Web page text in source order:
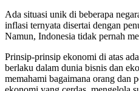
Ada situasi unik di beberapa
inflasi ternyata disertai dengan
Namun, Indonesia tidak pernah
Prinsip-prinsip ekonomi di atas
berlaku dalam dunia bisnis dan
memahami bagaimana orang dan